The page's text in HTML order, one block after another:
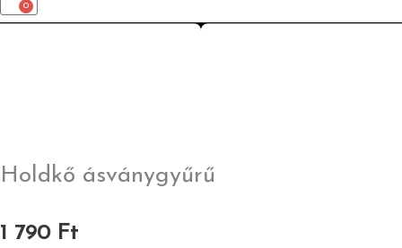
0
Kosár
Holdkő ásványgyűrű
1 790 Ft